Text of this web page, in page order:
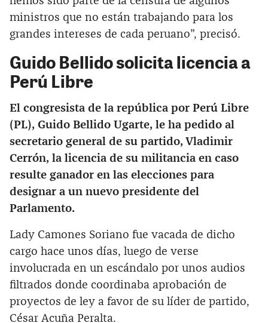
ministros que no están trabajando para los
grandes intereses de cada peruano”, precisó.
Guido Bellido solicita licencia a
Perú Libre
El congresista de la república por Perú Libre
(PL), Guido Bellido Ugarte, le ha pedido al
secretario general de su partido, Vladimir
Cerrón, la licencia de su militancia en caso
resulte ganador en las elecciones para
designar a un nuevo presidente del
Parlamento.
Lady Camones Soriano fue vacada de dicho
cargo hace unos días, luego de verse
involucrada en un escándalo por unos audios
filtrados donde coordinaba aprobación de
proyectos de ley a favor de su líder de partido,
César Acuña Peralta.